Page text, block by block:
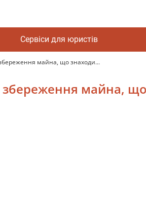
Сервіси для юристів
майна, що знаходи...
майна, що